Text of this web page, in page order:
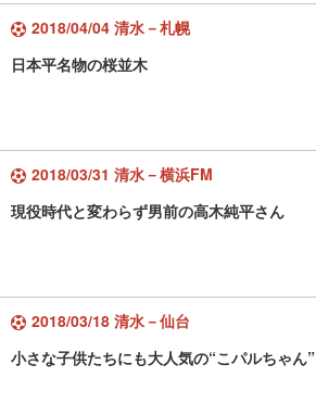
2018/04/04 清水－札幌
日本平名物の桜並木
2018/03/31 清水－横浜FM
現役時代と変わらず男前の高木純平さん
2018/03/18 清水－仙台
小さな子供たちにも大人気の“こパルちゃん”